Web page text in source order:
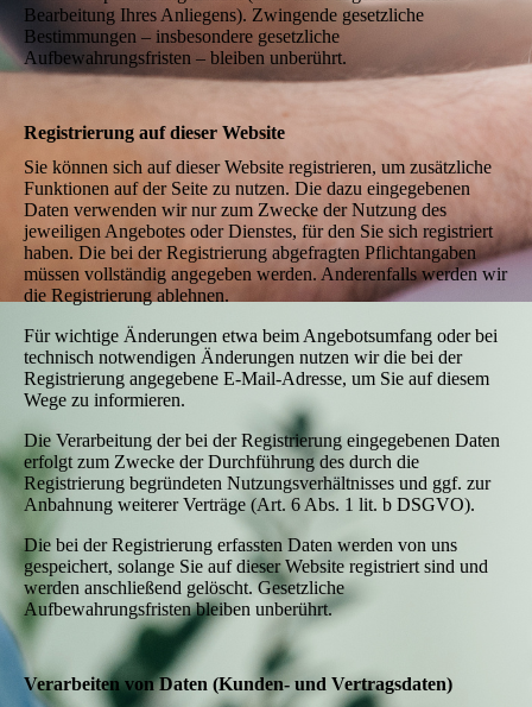
Bearbeitung Ihres Anliegens). Zwingende gesetzliche
Bestimmungen – insbesondere gesetzliche
Aufbewahrungsfristen – bleiben unberührt.
Registrierung auf dieser Website
Sie können sich auf dieser Website registrieren, um zusätzliche
Funktionen auf der Seite zu nutzen. Die dazu eingegebenen
Daten verwenden wir nur zum Zwecke der Nutzung des
jeweiligen Angebotes oder Dienstes, für den Sie sich registriert
haben. Die bei der Registrierung abgefragten Pflichtangaben
müssen vollständig angegeben werden. Anderenfalls werden wir
die Registrierung ablehnen.
Für wichtige Änderungen etwa beim Angebotsumfang oder bei
technisch notwendigen Änderungen nutzen wir die bei der
Registrierung angegebene E-Mail-Adresse, um Sie auf diesem
Wege zu informieren.
Die Verarbeitung der bei der Registrierung eingegebenen Daten
erfolgt zum Zwecke der Durchführung des durch die
Registrierung begründeten Nutzungsverhältnisses und ggf. zur
Anbahnung weiterer Verträge (Art. 6 Abs. 1 lit. b DSGVO).
Die bei der Registrierung erfassten Daten werden von uns
gespeichert, solange Sie auf dieser Website registriert sind und
werden anschließend gelöscht. Gesetzliche
Aufbewahrungsfristen bleiben unberührt.
Verarbeiten von Daten (Kunden- und Vertragsdaten)